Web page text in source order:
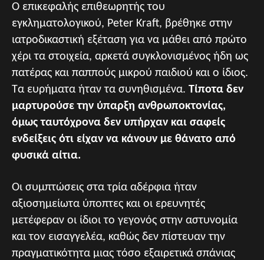
Ο επικεφαλής επιθεωρητής του
εγκληματολογικού, Peter Kraft, βρέθηκε στην
ιατροδικαστική εξέταση για να μάθει από πρώτο
χέρι τα στοιχεία, αρκετά συγκλονισμένος ήδη ως
πατέρας και παππούς μικρού παιδιού και ο ίδιος.
Τα ευρήματα ήταν τα συνηθισμένα. Τίποτα δεν
μαρτυρούσε την ύπαρξη ανθρωποκτονίας,
όμως ταυτόχρονα δεν υπήρχαν και σαφείς
ενδείξεις ότι είχαν να κάνουν με θάνατο από
φυσικά αίτια.
Οι συμπτώσεις στα τρία αδέρφια ήταν
αξιοσημείωτα ύποπτες και οι ερευνητές
μετέφεραν οι ίδιοι το γεγονός στην αστυνομία
και τον εισαγγελέα, καθώς δεν πίστευαν την
πραγματικότητα μιας τόσο εξαιρετικά σπάνιας